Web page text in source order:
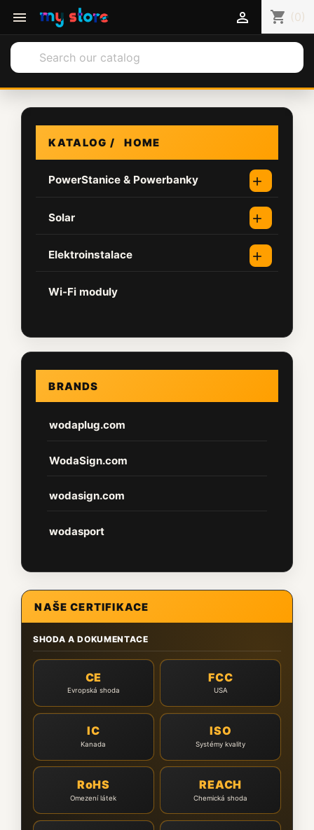
 shopping_cart (0)

HOME
PowerStanice & Powerbanky 
Solar 
Elektroinstalace 
Wi-Fi moduly
BRANDS
wodaplug.com
WodaSign.com
wodasign.com
wodasport
NAŠE CERTIFIKACE
SHODA A DOKUMENTACE
CE
Evropská shoda
FCC
USA
IC
Kanada
ISO
Systémy kvality
RoHS
Omezení látek
REACH
Chemická shoda